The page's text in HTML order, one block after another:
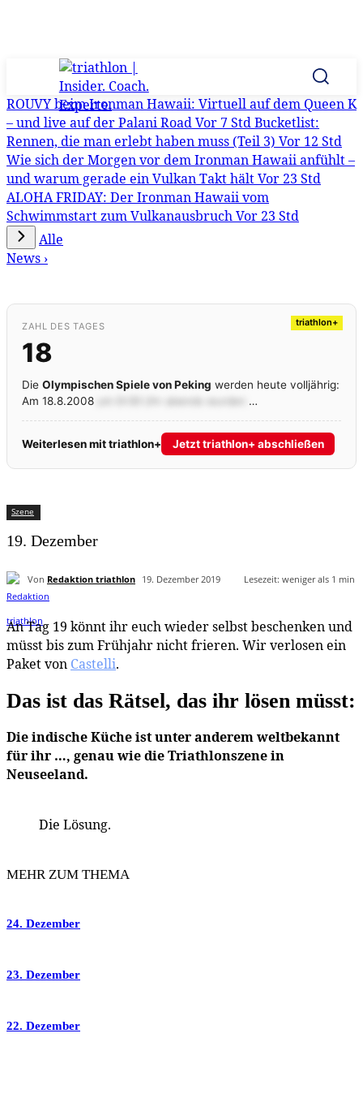
ROUVY beim Ironman Hawaii: Virtuell auf dem Queen K
– und live auf der Palani RoadVor 7 StdBucketlist:
Rennen, die man erlebt haben muss (Teil 3) Vor 12 Std
Wie sich der Morgen vor dem Ironman Hawaii anfühlt –
und warum gerade ein Vulkan Takt hältVor 23 Std
ALOHA FRIDAY: Der Ironman Hawaii vom
Schwimmstart zum VulkanausbruchVor 23 Std
Alle
News ›
triathlon+
ZAHL DES TAGES
18
Die Olympischen Spiele von Peking werden heute volljährig:
Am 18.8.2008
…
Weiterlesen mit triathlon+ Jetzt triathlon+ abschließen
Szene
19. Dezember
Von Redaktion triathlon 19. Dezember 2019 Lesezeit: weniger als 1 min
An Tag 19 könnt ihr euch wieder selbst beschenken und
müsst bis zum Frühjahr nicht frieren. Wir verlosen ein
Paket von Castelli.
Das ist das Rätsel, das ihr lösen müsst:
Die indische Küche ist unter anderem weltbekannt
für ihr …, genau wie die Triathlonszene in
Neuseeland.
Die Lösung.
MEHR ZUM THEMA
24. Dezember
23. Dezember
22. Dezember